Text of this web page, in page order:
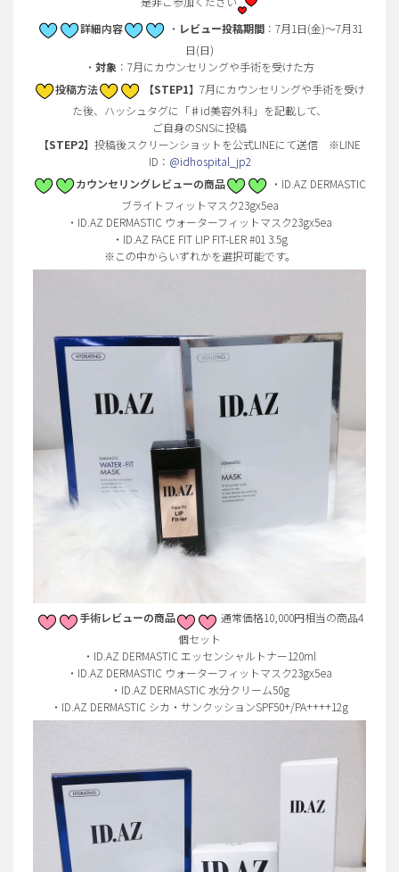
詳細内容
・ レビュー投稿期間：7月1日(金)～7月31
日(日)
・ 対象 ：7月にカウンセリングや手術を受けた方
投稿方法
【STEP1】 7月にカウンセリングや手術を受け
た後、ハッシュタグに「♯id美容外科」を記載して、
ご自身のSNSに投稿
【STEP2】 投稿後スクリーンショットを公式LINEにて送信 ※LINE
ID： @idhospital_jp2
カウンセリングレビューの商品
・ID.AZ DERMASTIC
ブライトフィットマスク23gx5ea
・ID.AZ DERMASTIC ウォーターフィットマスク23gx5ea
・ID.AZ FACE FIT LIP FIT-LER #01 3.5g
※この中からいずれかを選択可能です。
手術レビューの商品
通常価格10,000円相当の商品4
個セット
・ID.AZ DERMASTIC エッセンシャルトナー120ml
・ID.AZ DERMASTIC ウォーターフィットマスク23gx5ea
・ID.AZ DERMASTIC 水分クリーム50g
・ID.AZ DERMASTIC シカ・サンクッションSPF50+/PA++++12g